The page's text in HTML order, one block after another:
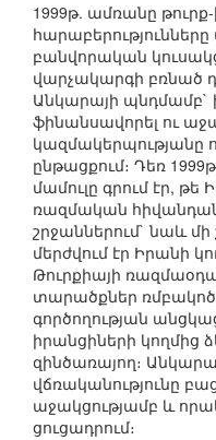
1999թ. ամռանը
բանվորական
վարչակարգի բռնած
Անկարայի պնդմամբ`
ֆինանսավորել ու
կազմակերպությանը
ընթացքում։ Դեռ
մամուլը գրում էր, թե
ռազմական
շրջաններում` նաև
մերժվում էր Իրանի
Թուրքիայի
տարածքներ
գործողության
իրանցիների կողմից
զինծառայող։
վճռականությունը
աջակցությամբ և
ցուցադրում։